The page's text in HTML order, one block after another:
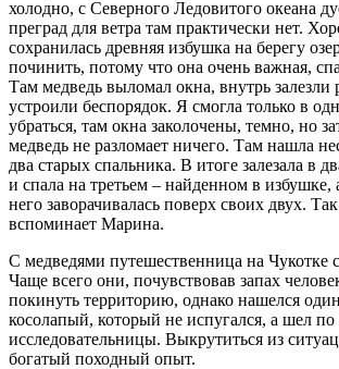
холодно, с Северного Ледовитого океана
преград для ветра там практически нет.
сохранилась древняя избушка на берегу
починить, потому что она очень важная,
Там медведь выломал окна, внутрь
устроили беспорядок. Я смогла только в
убраться, там окна заколочены, темно, но
медведь не разломает ничего. Там нашла
два старых спальника. В итоге залезала в
и спала на третьем – найденном в
него заворачивалась поверх своих двух.
вспоминает Марина.
С медведями путешественница на Чукотке
Чаще всего они, почувствовав запах
покинуть территорию, однако нашелся
косолапый, который не испугался, а шел по
исследовательницы. Выкрутиться из
богатый походный опыт.